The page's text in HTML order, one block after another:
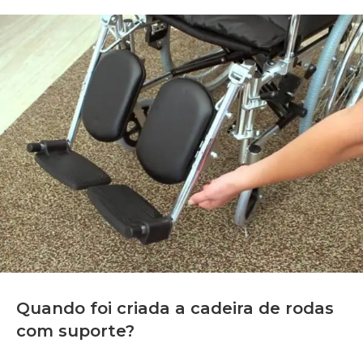
Quando foi criada a cadeira de rodas
com suporte?